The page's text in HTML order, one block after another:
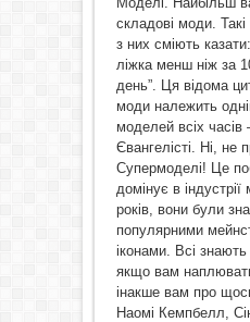
складові моди.
з них сміють
ліжка менш ніж за
день”. Ця відома
моди належить
моделей всіх часів
Євангелісті. Ні, не
Супермоделі! Це
домінує в
років, вони були
популярними
іконами. Всі знають
якщо вам
інакше вам про
Наомі Кемпбелл,